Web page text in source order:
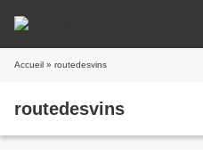
Accueil » routedesvins
routedesvins